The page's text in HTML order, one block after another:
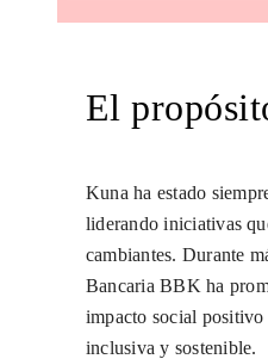
El
Kuna ha estado
liderando iniciativas
cambiantes. Durante
Bancaria BBK ha
impacto social positivo
inclusiva y sostenible.